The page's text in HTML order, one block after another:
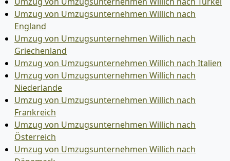
Umzug von Umzugsunternehmen Willich nach
England
Umzug von Umzugsunternehmen Willich nach
Griechenland
Umzug von Umzugsunternehmen Willich nach Italien
Umzug von Umzugsunternehmen Willich nach
Niederlande
Umzug von Umzugsunternehmen Willich nach
Frankreich
Umzug von Umzugsunternehmen Willich nach
Österreich
Umzug von Umzugsunternehmen Willich nach